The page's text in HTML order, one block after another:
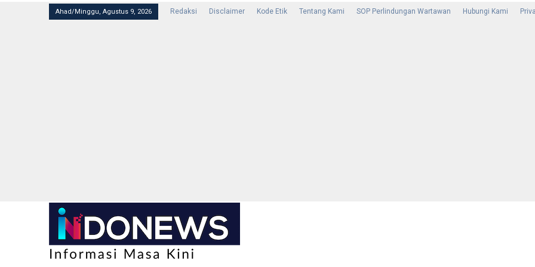
Ahad/Minggu, Agustus 9, 2026 Redaksi Disclaimer Kode Etik Tentang Kami SOP Perlindungan Wartawan Hubungi Kami